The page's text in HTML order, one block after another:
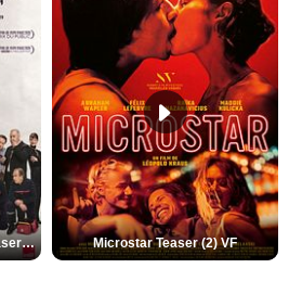
De la Comédie-Française Teaser (3) VF Microstar Teaser (2) VF